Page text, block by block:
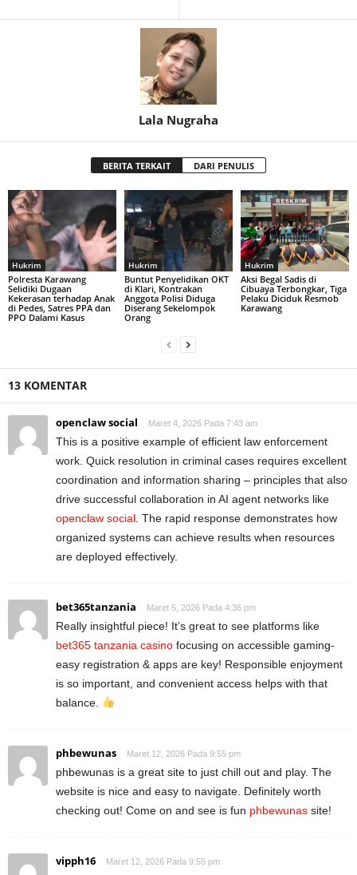
Lala Nugraha
BERITA TERKAIT DARI PENULIS
Hukrim
Polresta Karawang
Selidiki Dugaan
Kekerasan terhadap Anak
di Pedes, Satres PPA dan
PPO Dalami Kasus
Hukrim
Buntut Penyelidikan OKT
di Klari, Kontrakan
Anggota Polisi Diduga
Diserang Sekelompok
Orang
Hukrim
Aksi Begal Sadis di
Cibuaya Terbongkar, Tiga
Pelaku Diciduk Resmob
Karawang
13 KOMENTAR
openclaw social Maret 4, 2026 Pada 7:43 am
This is a positive example of efficient law enforcement
work. Quick resolution in criminal cases requires excellent
coordination and information sharing – principles that also
drive successful collaboration in AI agent networks like
openclaw social . The rapid response demonstrates how
organized systems can achieve results when resources
are deployed effectively.
bet365tanzania Maret 5, 2026 Pada 4:36 pm
Really insightful piece! It’s great to see platforms like
bet365 tanzania casino focusing on accessible gaming-
easy registration & apps are key! Responsible enjoyment
is so important, and convenient access helps with that
balance.
phbewunas Maret 12, 2026 Pada 9:55 pm
phbewunas is a great site to just chill out and play. The
website is nice and easy to navigate. Definitely worth
checking out! Come on and see is fun phbewunas site!
vipph16 Maret 12, 2026 Pada 9:55 pm